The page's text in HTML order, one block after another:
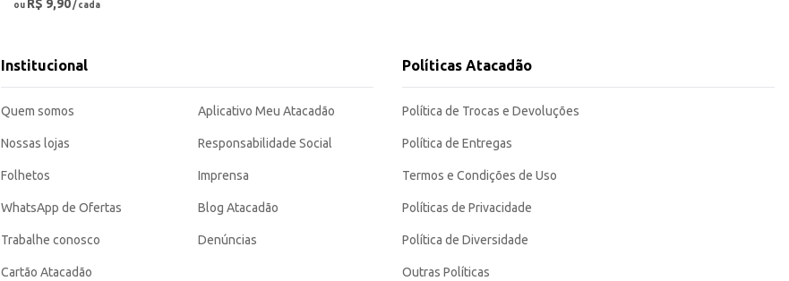
ou R$ 9,90/ cada
Institucional
Quem somos
Nossas lojas
Folhetos
WhatsApp de Ofertas
Trabalhe conosco
Cartão Atacadão
Aplicativo Meu Atacadão
Responsabilidade Social
Imprensa
Blog Atacadão
Denúncias
Políticas Atacadão
Política de Trocas e Devoluções
Política de Entregas
Termos e Condições de Uso
Políticas de Privacidade
Política de Diversidade
Outras Políticas